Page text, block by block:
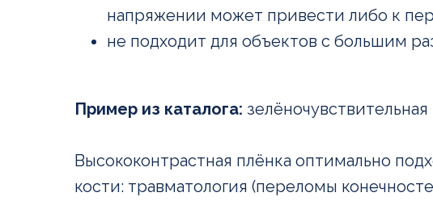
напряжении может привести либо к
не подходит для объектов с большим
Пример из каталога:
Высококонтрастная плёнка оптимально
кости: травматология (переломы